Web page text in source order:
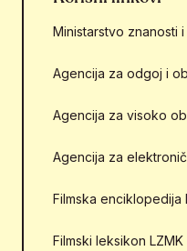
Ministarstvo znanosti
Agencija za odgoj i
Agencija za visoko
Agencija za
Filmska enciklopedija
Filmski leksikon LZMK